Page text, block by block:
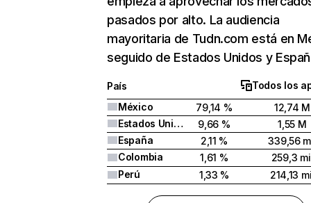
pasados por alto. La audiencia
mayoritaria de Tudn.com está en
seguido de Estados Unidos y
País
Todos los
México
79,14 %
12,74 M
Estados Unidos
9,66 %
1,55 M
España
2,11 %
339,56
Colombia
1,61 %
259,3
Perú
1,33 % 214,13